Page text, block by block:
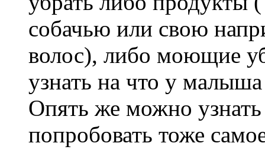
собачью или свою
волос), либо моющие
узнать на что у малыша
Опять же можно
попробовать тоже